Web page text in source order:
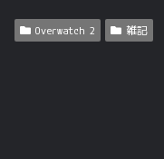
Overwatch 2 雑記